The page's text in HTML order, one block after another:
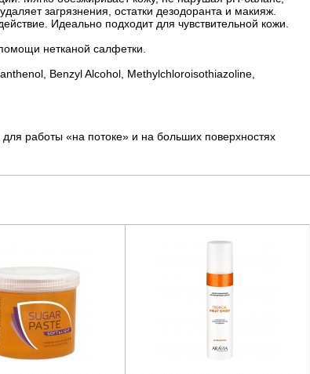
загрязнения, остатки дезодоранта и макияж.
Идеально подходит для чувствительной кожи.
нетканой салфетки.
Benzyl Alcohol, Methylchloroisothiazoline,
работы «на потоке» и на больших поверхностях